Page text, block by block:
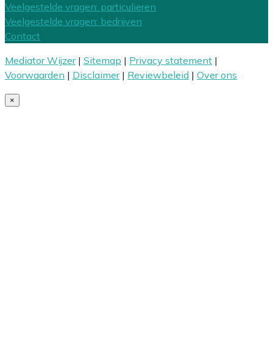
Veelgestelde vragen: particulieren
Veelgestelde vragen: bedrijven
Contact
Mediator Wijzer| Sitemap | Privacy statement |
Voorwaarden | Disclaimer| Reviewbeleid | Over ons
×